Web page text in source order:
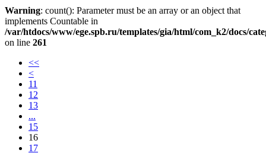
Warning: count(): Parameter must be an array or an object that
implements Countable in
/var/htdocs/www/ege.spb.ru/templates/gia/html/com_k2/docs/
on line 261
<<
<
11
12
13
...
15
16
17